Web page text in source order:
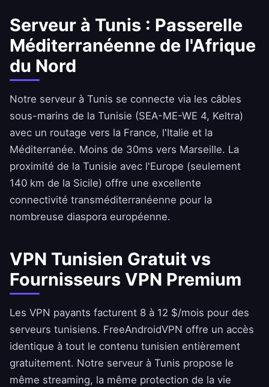
Serveur à Tunis : Passerelle
Méditerranéenne de l'Afrique
du Nord
Notre serveur à Tunis se connecte via les câbles
sous-marins de la Tunisie (SEA-ME-WE 4, Keltra)
avec un routage vers la France, l'Italie et la
Méditerranée. Moins de 30ms vers Marseille. La
proximité de la Tunisie avec l'Europe (seulement
140 km de la Sicile) offre une excellente
connectivité transméditerranéenne pour la
nombreuse diaspora européenne.
VPN Tunisien Gratuit vs
Fournisseurs VPN Premium
Les VPN payants facturent 8 à 12 $/mois pour des
serveurs tunisiens. FreeAndroidVPN offre un accès
identique à tout le contenu tunisien entièrement
gratuitement. Notre serveur à Tunis propose le
même streaming, la même protection de la vie